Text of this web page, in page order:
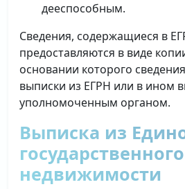
дееспособным.
Сведения, содержащиеся в
предоставляются в виде
основании которого
выписки из ЕГРН или в ином
уполномоченным органом.
Выписка из
недвижимости